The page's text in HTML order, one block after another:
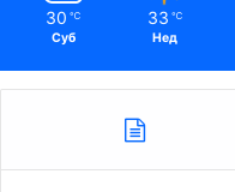
30 ℃
Суб
33 ℃
Нед